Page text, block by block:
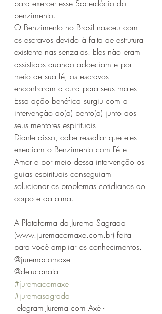
para exercer esse Sacerdócio do
benzimento.
O Benzimento no Brasil nasceu com
os escravos devido à falta de estrutura
existente nas senzalas. Eles não eram
assistidos quando adoeciam e por
meio de sua fé, os escravos
encontraram a cura para seus males.
Essa ação benéfica surgiu com a
intervenção do(a) bento(a) junto aos
seus mentores espirituais.
Diante disso, cabe ressaltar que eles
exerciam o Benzimento com Fé e
Amor e por meio dessa intervenção os
guias espirituais conseguiam
solucionar os problemas cotidianos do
corpo e da alma.
A Plataforma da Jurema Sagrada
(www.juremacomaxe.com.br) feita
para você ampliar os conhecimentos.
@juremacomaxe
@delucanatal
#juremacomaxe
#juremasagrada
Telegram Jurema com Axé -